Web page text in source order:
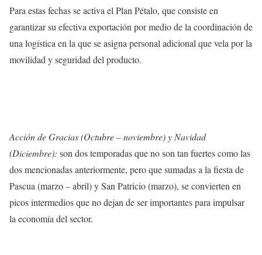
Para estas fechas se activa el Plan Pétalo, que consiste en
garantizar su efectiva exportación por medio de la coordinación de
una logística en la que se asigna personal adicional que vela por la
movilidad y seguridad del producto.
Acción de Gracias (Octubre – noviembre) y Navidad
(Diciembre): son dos temporadas que no son tan fuertes como las
dos mencionadas anteriormente, pero que sumadas a la fiesta de
Pascua (marzo – abril) y San Patricio (marzo), se convierten en
picos intermedios que no dejan de ser importantes para impulsar
la economía del sector.